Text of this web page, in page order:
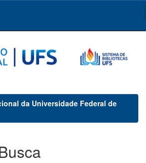
da Universidade Federal de